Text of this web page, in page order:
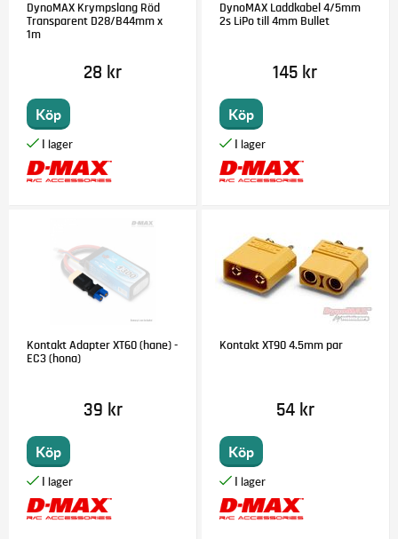
DynoMAX Krympslang Röd
Transparent D28/B44mm x
1m
28 kr
Köp
DynoMAX Laddkabel 4/5mm
2s LiPo till 4mm Bullet
145 kr
Köp
Kontakt Adapter XT60 (hane) -
EC3 (hona)
39 kr
Köp
Kontakt XT90 4.5mm par
54 kr
Köp